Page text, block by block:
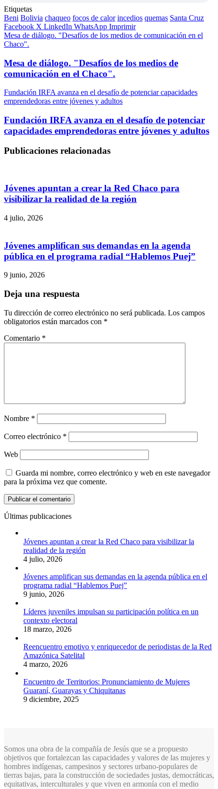
Etiquetas
Beni Bolivia chaqueo focos de calor incedios quemas Santa Cruz
Facebook X LinkedIn WhatsApp Imprimir
Mesa de diálogo. "Desafíos de los medios de comunicación en el
Chaco".
Mesa de diálogo. "Desafíos de los medios de
comunicación en el Chaco".
Fundación IRFA avanza en el desafío de potenciar capacidades
emprendedoras entre jóvenes y adultos
Fundación IRFA avanza en el desafío de potenciar
capacidades emprendedoras entre jóvenes y adultos
Publicaciones relacionadas
Jóvenes apuntan a crear la Red Chaco para
visibilizar la realidad de la región
4 julio, 2026
Jóvenes amplifican sus demandas en la agenda
pública en el programa radial “Hablemos Puej”
9 junio, 2026
Deja una respuesta
Tu dirección de correo electrónico no será publicada. Los campos
obligatorios están marcados con *
Comentario *
Nombre *
Correo electrónico *
Web
Guarda mi nombre, correo electrónico y web en este navegador
para la próxima vez que comente.
Últimas publicaciones
Jóvenes apuntan a crear la Red Chaco para visibilizar la
realidad de la región
4 julio, 2026
Jóvenes amplifican sus demandas en la agenda pública en el
programa radial “Hablemos Puej”
9 junio, 2026
Líderes juveniles impulsan su participación política en un
contexto electoral
18 marzo, 2026
Reencuentro emotivo y enriquecedor de periodistas de la Red
Amazónica Satelital
4 marzo, 2026
Encuentro de Territorios: Pronunciamiento de Mujeres
Guaraní, Guarayas y Chiquitanas
9 diciembre, 2025
Somos una obra de la compañía de Jesús que se a propuesto
objetivos que fortalezcan las capacidades y valores de las mujeres y
hombres indígenas, campesinos y sectores urbano-populares de
tierras bajas, para la construcción de sociedades justas, democráticas,
equitativas, interculturales y que viven en armonía con el medio